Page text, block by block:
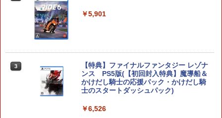
witch2版(【早期購入封入特典】冒険ス
ゼルダの伝説 ブレス オブ ザ ワイルド
Nintendo Switch 2 Edition
￥5,901
3
【特典】ファイナルファンタジー レゾナ
ンス PS5版(【初回封入特典】魔導船＆
かけだし騎士の応援パック・かけだし騎
士のスタートダッシュパック)
￥6,526